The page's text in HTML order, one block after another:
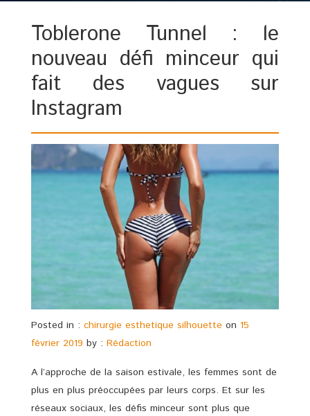
Toblerone Tunnel : le
nouveau défi minceur qui
fait des vagues sur
Instagram
Posted in : chirurgie esthetique silhouette on 15
février 2019 by : Rédaction
A l’approche de la saison estivale, les femmes sont de
plus en plus préoccupées par leurs corps. Et sur les
réseaux sociaux, les défis minceur sont plus que